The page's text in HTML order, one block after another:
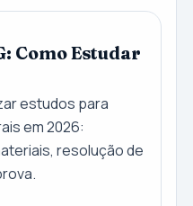
Como Estudar
estudos para
em 2026:
resolução de